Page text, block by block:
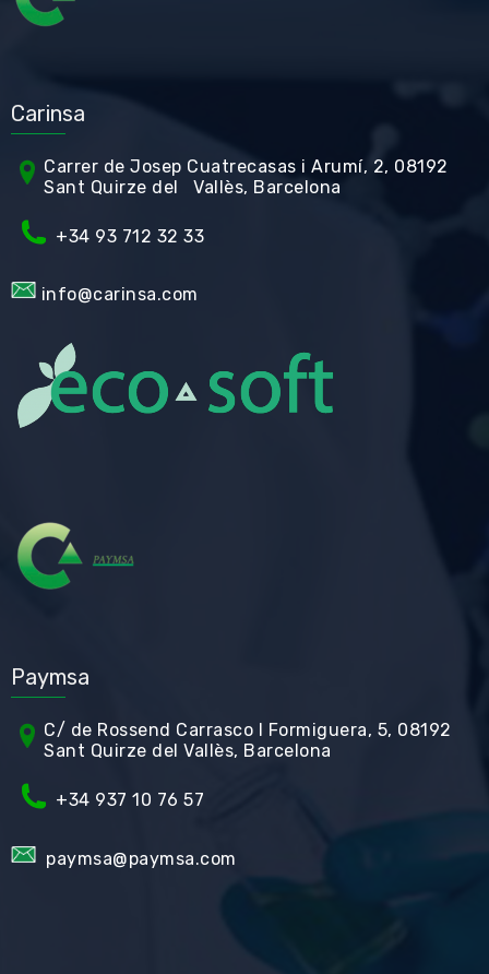
Carinsa
Carrer de Josep Cuatrecasas i Arumí, 2, 08192
Sant Quirze del Vallès, Barcelona
+34 93 712 32 33
info@carinsa.com
Paymsa
C/ de Rossend Carrasco I Formiguera, 5, 08192
Sant Quirze del Vallès, Barcelona
+34 937 10 76 57
paymsa@paymsa.com